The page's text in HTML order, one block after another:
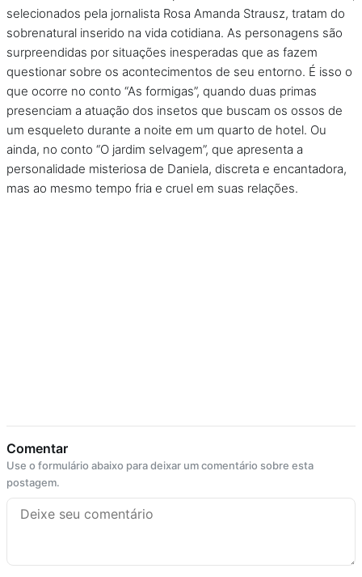
selecionados pela jornalista Rosa Amanda Strausz, tratam do
sobrenatural inserido na vida cotidiana. As personagens são
surpreendidas por situações inesperadas que as fazem
questionar sobre os acontecimentos de seu entorno. É isso o
que ocorre no conto “As formigas”, quando duas primas
presenciam a atuação dos insetos que buscam os ossos de
um esqueleto durante a noite em um quarto de hotel. Ou
ainda, no conto “O jardim selvagem”, que apresenta a
personalidade misteriosa de Daniela, discreta e encantadora,
mas ao mesmo tempo fria e cruel em suas relações.
Comentar
Use o formulário abaixo para deixar um comentário sobre esta
postagem.